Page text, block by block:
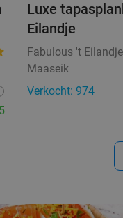
Luxe
Eilandje
Fabulous 't Eilandje
Maaseik
Verkocht: 974